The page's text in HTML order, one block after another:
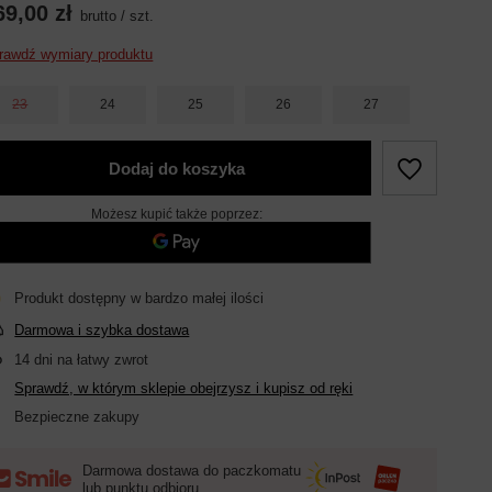
zł brutto /szt.
wymiary produktu
23 24 25 26 27
Dodaj do koszyka
Możesz kupić także poprzez:
Produkt dostępny w bardzo małej ilości
Darmowa i szybka dostawa
14 dni na łatwy zwrot
Sprawdź, w którym sklepie obejrzysz i kupisz od ręki
Bezpieczne zakupy
Darmowa dostawa do paczkomatu
lub punktu odbioru